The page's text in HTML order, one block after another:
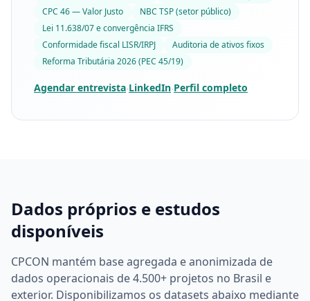
CPC 46 — Valor Justo
NBC TSP (setor público)
Lei 11.638/07 e convergência IFRS
Conformidade fiscal LISR/IRPJ
Auditoria de ativos fixos
Reforma Tributária 2026 (PEC 45/19)
Agendar entrevista·LinkedIn·Perfil completo
Dados próprios e estudos
disponíveis
CPCON mantém base agregada e anonimizada de
dados operacionais de 4.500+ projetos no Brasil e
exterior. Disponibilizamos os datasets abaixo mediante